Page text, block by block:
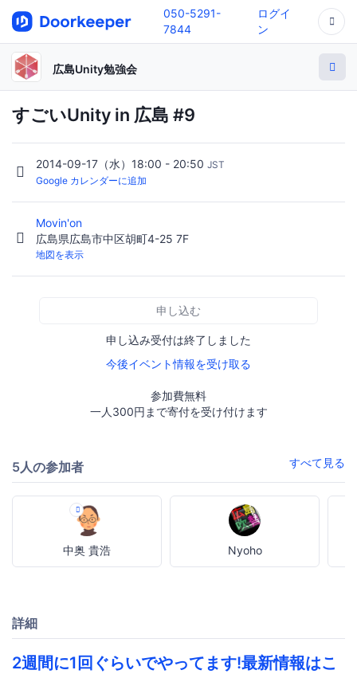
050-5291-
7844
ログイ
ン
広島Unity勉強会
すごいUnity in 広島 #9
2014-09-17（水）18:00 - 20:50 JST
Google カレンダーに追加
Movin'on
広島県広島市中区胡町4-25 7F
地図を表示
申し込む
申し込み受付は終了しました
今後イベント情報を受け取る
参加費無料
一人300円まで寄付を受け付けます
5人の参加者 すべて見る
中奥 貴浩 Nyoho
詳細
2週間に1回ぐらいでやってます!最新情報はこ